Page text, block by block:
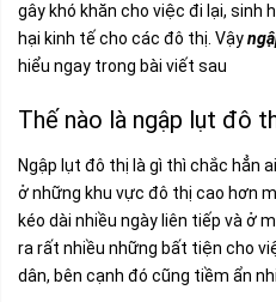
gây khó khăn cho việc đi lại, sinh
hại kinh tế cho các đô thị. Vậy
hiểu ngay trong bài viết sau
Thế nào là ngập lụt đô
Ngập lụt đô thị là gì thì chắc hẳn
ở những khu vực đô thị cao hơn
kéo dài nhiều ngày liên tiếp và ở
ra rất nhiều những bất tiện cho
dân, bên cạnh đó cũng tiềm ẩn